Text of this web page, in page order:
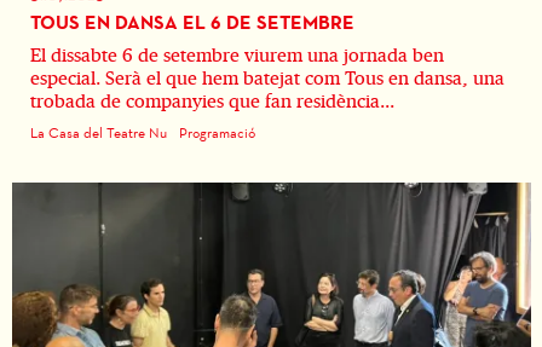
TOUS EN DANSA EL 6 DE SETEMBRE
El dissabte 6 de setembre viurem una jornada ben
especial. Serà el que hem batejat com Tous en dansa, una
trobada de companyies que fan residència...
La Casa del Teatre Nu Programació